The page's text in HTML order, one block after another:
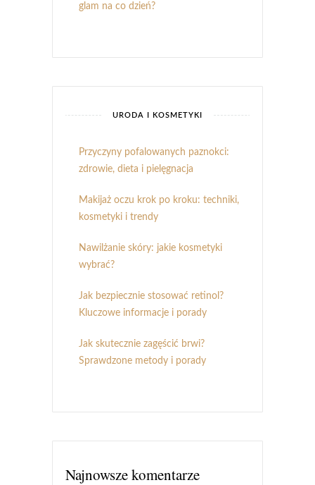
glam na co dzień?
URODA I KOSMETYKI
Przyczyny pofalowanych paznokci:
zdrowie, dieta i pielęgnacja
Makijaż oczu krok po kroku: techniki,
kosmetyki i trendy
Nawilżanie skóry: jakie kosmetyki
wybrać?
Jak bezpiecznie stosować retinol?
Kluczowe informacje i porady
Jak skutecznie zagęścić brwi?
Sprawdzone metody i porady
Najnowsze komentarze